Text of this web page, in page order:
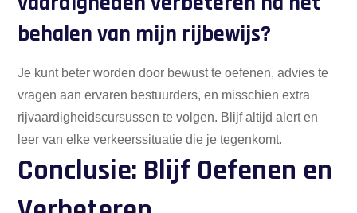
behalen van mijn rijbewijs?
Je kunt beter worden door bewust te oefenen, advies te
vragen aan ervaren bestuurders, en misschien extra
rijvaardigheidscursussen te volgen. Blijf altijd alert en
leer van elke verkeerssituatie die je tegenkomt.
Conclusie: Blijf Oefenen en